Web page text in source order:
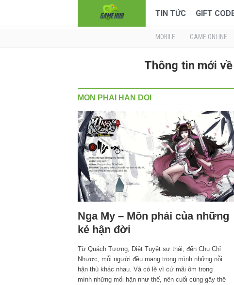
TIN TỨC GIFT
MOBILE GAME ONLINE
Thông tin mới
MON PHAI HAN DOI
Nga My – Môn phái của những
kẻ hận đời
Từ Quách Tương, Diệt Tuyệt sư thái, đến Chu Chỉ
Nhược, mỗi người đều mang trong mình những nỗi
hận thù khác nhau. Và có lẽ vì cứ mãi ôm trong
mình những mối hận như thế, nên cuối cùng gây thê